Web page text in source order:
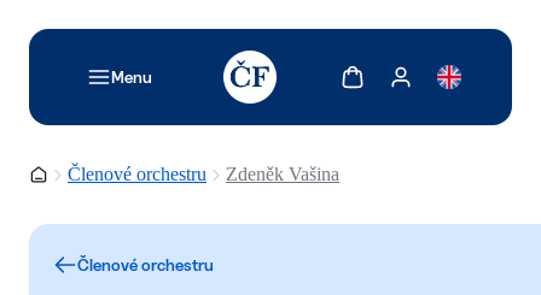
Menu
TODO: Add description for reader
Zobrazit košíkZobrazit můj účet
Domovská stránka
Členové orchestru Zdeněk Vašina
Členové orchestru